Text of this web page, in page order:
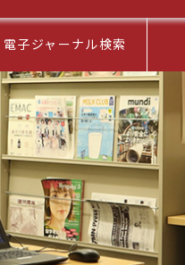
電子ジャーナル検索